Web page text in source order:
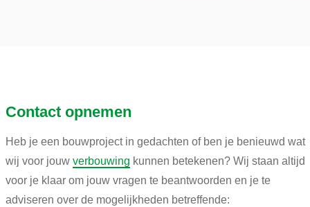
Contact opnemen
Heb je een bouwproject in gedachten of ben je benieuwd wat
wij voor jouw verbouwing kunnen betekenen? Wij staan altijd
voor je klaar om jouw vragen te beantwoorden en je te
adviseren over de mogelijkheden betreffende: